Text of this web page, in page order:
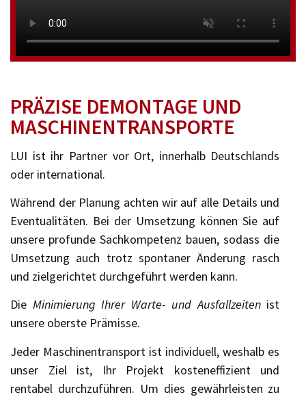
PRÄZISE DEMONTAGE UND
MASCHINENTRANSPORTE
LUI ist ihr Partner vor Ort, innerhalb Deutschlands
oder international.
Während der Planung achten wir auf alle Details und
Eventualitäten. Bei der Umsetzung können Sie auf
unsere profunde Sachkompetenz bauen, sodass die
Umsetzung auch trotz spontaner Änderung rasch
und zielgerichtet durchgeführt werden kann.
Die Minimierung Ihrer Warte- und Ausfallzeitenist
unsere oberste Prämisse.
Jeder Maschinentransport ist individuell, weshalb es
unser Ziel ist, Ihr Projekt kosteneffizient und
rentabel durchzuführen. Um dies gewährleisten zu